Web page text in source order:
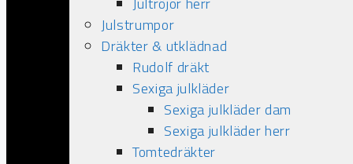
Julstrumpor
Dräkter & utklädnad
Rudolf dräkt
Sexiga julkläder
Sexiga julkläder dam
Sexiga julkläder herr
Tomtedräkter